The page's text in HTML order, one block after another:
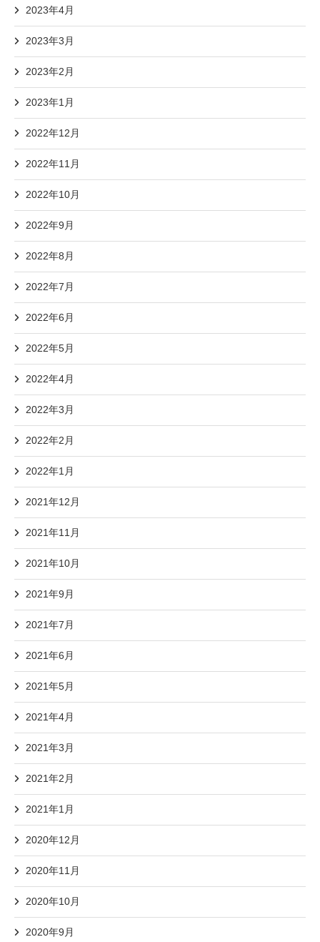
2023年4月
2023年3月
2023年2月
2023年1月
2022年12月
2022年11月
2022年10月
2022年9月
2022年8月
2022年7月
2022年6月
2022年5月
2022年4月
2022年3月
2022年2月
2022年1月
2021年12月
2021年11月
2021年10月
2021年9月
2021年7月
2021年6月
2021年5月
2021年4月
2021年3月
2021年2月
2021年1月
2020年12月
2020年11月
2020年10月
2020年9月